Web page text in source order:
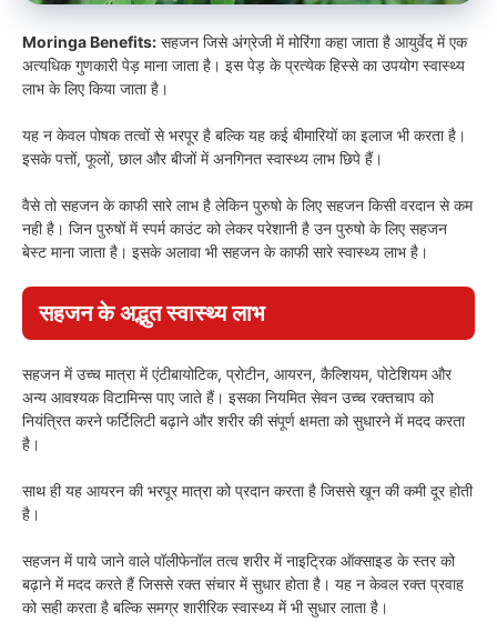
Moringa Benefits: सहजन जिसे अंग्रेजी में मोरिंगा कहा जाता है आयुर्वेद में एक
अत्यधिक गुणकारी पेड़ माना जाता है। इस पेड़ के प्रत्येक हिस्से का उपयोग स्वास्थ्य
लाभ के लिए किया जाता है।
यह न केवल पोषक तत्वों से भरपूर है बल्कि यह कई बीमारियों का इलाज भी करता है।
इसके पत्तों, फूलों, छाल और बीजों में अनगिनत स्वास्थ्य लाभ छिपे हैं।
वैसे तो सहजन के काफी सारे लाभ है लेकिन पुरुषो के लिए सहजन किसी वरदान से कम
नही है। जिन पुरुषों में स्पर्म काउंट को लेकर परेशानी है उन पुरुषो के लिए सहजन
बेस्ट माना जाता है। इसके अलावा भी सहजन के काफी सारे स्वास्थ्य लाभ है।
सहजन के अद्भुत स्वास्थ्य लाभ
सहजन में उच्च मात्रा में एंटीबायोटिक, प्रोटीन, आयरन, कैल्शियम, पोटेशियम और
अन्य आवश्यक विटामिन्स पाए जाते हैं। इसका नियमित सेवन उच्च रक्तचाप को
नियंत्रित करने फर्टिलिटी बढ़ाने और शरीर की संपूर्ण क्षमता को सुधारने में मदद करता
है।
साथ ही यह आयरन की भरपूर मात्रा को प्रदान करता है जिससे खून की कमी दूर होती
है।
सहजन में पाये जाने वाले पॉलीफेनॉल तत्व शरीर में नाइट्रिक ऑक्साइड के स्तर को
बढ़ाने में मदद करते हैं जिससे रक्त संचार में सुधार होता है। यह न केवल रक्त प्रवाह
को सही करता है बल्कि समग्र शारीरिक स्वास्थ्य में भी सुधार लाता है।